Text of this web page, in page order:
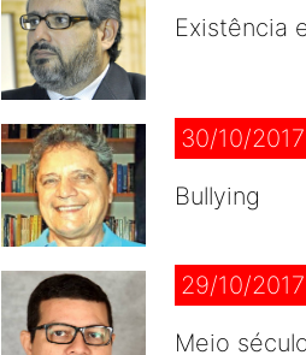
Existência
30/10/2017
Bullying
29/10/2017
Meio